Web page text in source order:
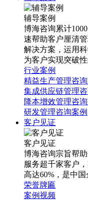
辅导案例
博海咨询累计
速帮助客户厘清
解决方案，运用
为客户实现突破
行业案例
精益生产管理咨询
集成供应链管理
降本增效管理咨
研发管理咨询案例
客户见证
客户见证
博海咨询宗旨帮
服务超千家客户
高达60%，是中
荣誉牌匾
案例视频